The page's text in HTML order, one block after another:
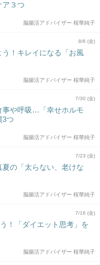
ア３つ
脳腸活アドバイザー 桜華純子
8/6 (金)
！キレイになる「お風
脳腸活アドバイザー 桜華純子
7/30 (金)
事や呼吸…「幸せホルモ
3つ
脳腸活アドバイザー 桜華純子
7/23 (金)
の「太らない、老けな
脳腸活アドバイザー 桜華純子
7/16 (金)
！「ダイエット思考」を
脳腸活アドバイザー 桜華純子